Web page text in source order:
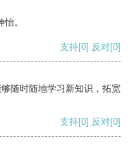
。
支持[0] 反对[0]
随时随地学习新知识，拓宽
支持[0] 反对[0]